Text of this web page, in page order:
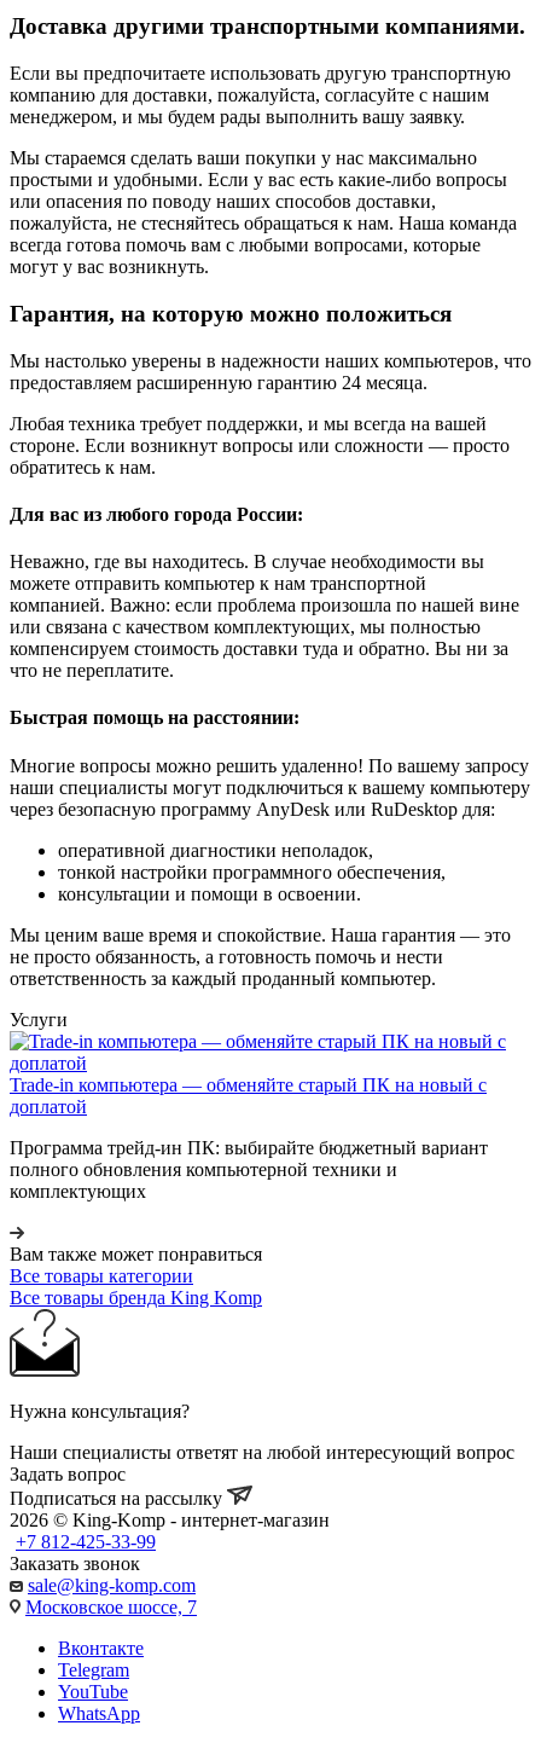
Доставка другими транспортными компаниями.
Если вы предпочитаете использовать другую транспортную
компанию для доставки, пожалуйста, согласуйте с нашим
менеджером, и мы будем рады выполнить вашу заявку.
Мы стараемся сделать ваши покупки у нас максимально
простыми и удобными. Если у вас есть какие-либо вопросы
или опасения по поводу наших способов доставки,
пожалуйста, не стесняйтесь обращаться к нам. Наша команда
всегда готова помочь вам с любыми вопросами, которые
могут у вас возникнуть.
Гарантия, на которую можно положиться
Мы настолько уверены в надежности наших компьютеров, что
предоставляем расширенную гарантию 24 месяца.
Любая техника требует поддержки, и мы всегда на вашей
стороне. Если возникнут вопросы или сложности — просто
обратитесь к нам.
Для вас из любого города России:
Неважно, где вы находитесь. В случае необходимости вы
можете отправить компьютер к нам транспортной
компанией. Важно: если проблема произошла по нашей вине
или связана с качеством комплектующих, мы полностью
компенсируем стоимость доставки туда и обратно. Вы ни за
что не переплатите.
Быстрая помощь на расстоянии:
Многие вопросы можно решить удаленно! По вашему запросу
наши специалисты могут подключиться к вашему компьютеру
через безопасную программу AnyDesk или RuDesktop для:
оперативной диагностики неполадок,
тонкой настройки программного обеспечения,
консультации и помощи в освоении.
Мы ценим ваше время и спокойствие. Наша гарантия — это
не просто обязанность, а готовность помочь и нести
ответственность за каждый проданный компьютер.
Услуги
Trade-in компьютера — обменяйте старый ПК на новый с
доплатой
Программа трейд-ин ПК: выбирайте бюджетный вариант
полного обновления компьютерной техники и
комплектующих
Вам также может понравиться
Все товары категории
Все товары бренда King Komp
Нужна консультация?
Наши специалисты ответят на любой интересующий вопрос
Задать вопрос
Подписаться на рассылку
2026 © King-Komp - интернет-магазин
+7 812-425-33-99
Заказать звонок
sale@king-komp.com
Московское шоссе, 7
Вконтакте
Telegram
YouTube
WhatsApp